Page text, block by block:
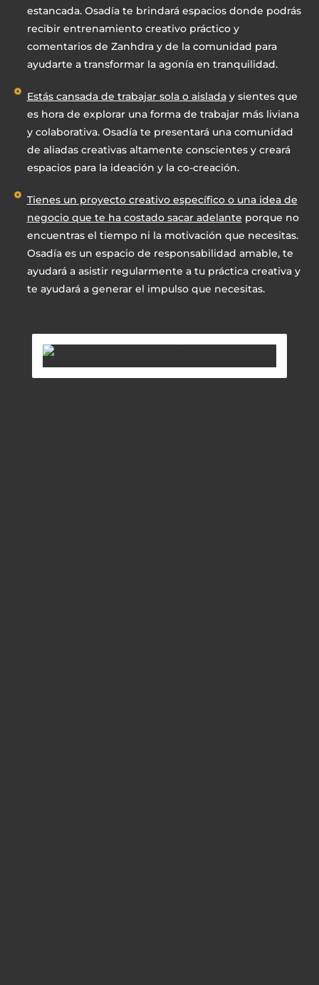
estancada. Osadía te brindará espacios donde podrás
recibir entrenamiento creativo práctico y
comentarios de Zanhdra y de la comunidad para
ayudarte a transformar la agonía en tranquilidad.
Estás cansada de trabajar sola o aisladay sientes que
es hora de explorar una forma de trabajar más liviana
y colaborativa. Osadía te presentará una comunidad
de aliadas creativas altamente conscientes y creará
espacios para la ideación y la co-creación.
Tienes un proyecto creativo específico o una idea de
negocio que te ha costado sacar adelante porque no
encuentras el tiempo ni la motivación que necesitas.
Osadía es un espacio de responsabilidad amable, te
ayudará a asistir regularmente a tu práctica creativa y
te ayudará a generar el impulso que necesitas.